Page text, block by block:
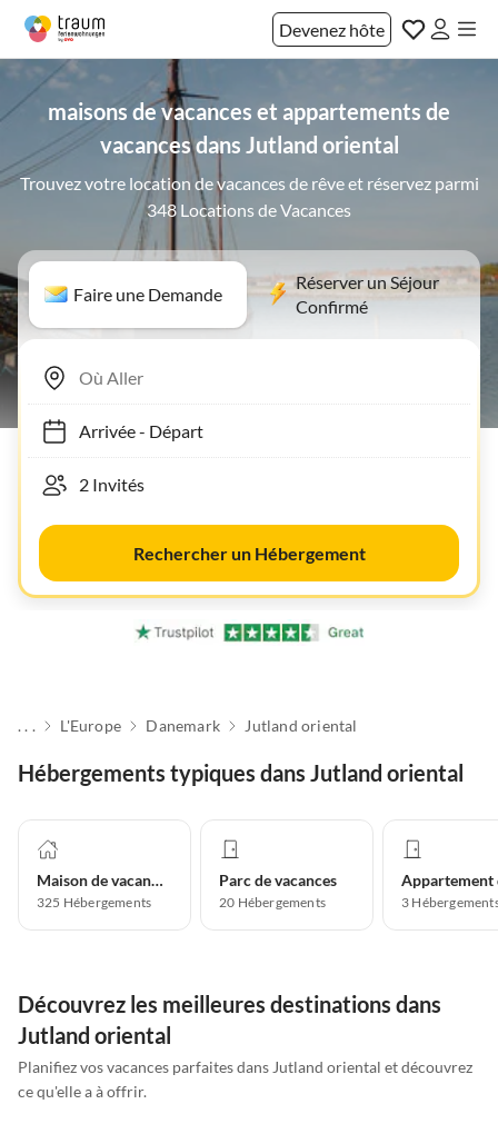
Devenez hôte
maisons de vacances et appartements de
vacances dans Jutland oriental
Trouvez votre location de vacances de rêve et réservez parmi
348 Locations de Vacances
Faire une Demande
Réserver un Séjour
Confirmé
Arrivée- Départ
Rechercher un Hébergement
. . . L'Europe Danemark Jutland oriental
Hébergements typiques dans Jutland oriental
Maison de vacances
325 Hébergements
Parc de vacances
20 Hébergements 3
Découvrez les meilleures destinations dans
Jutland oriental
Planifiez vos vacances parfaites dans Jutland oriental et découvrez
ce qu'elle a à offrir.